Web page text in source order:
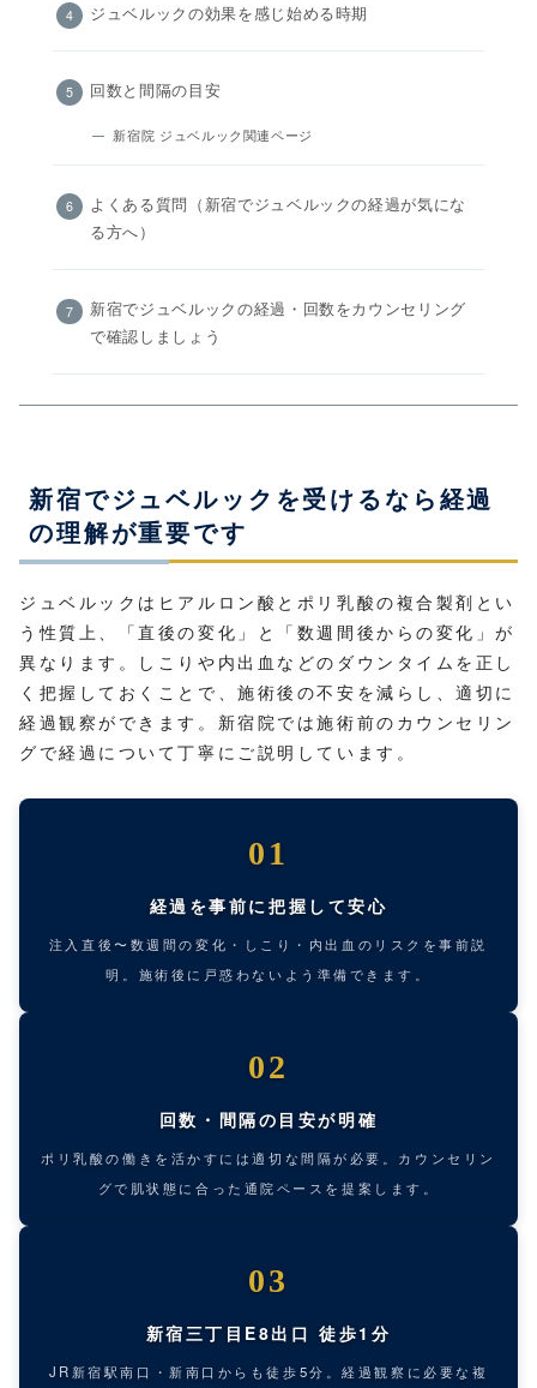
ジュベルックの効果を感じ始める時期
回数と間隔の目安
新宿院 ジュベルック関連ページ
よくある質問（新宿でジュベルックの経過が気にな
る方へ）
新宿でジュベルックの経過・回数をカウンセリング
で確認しましょう
新宿でジュベルックを受けるなら経過
の理解が重要です
ジュベルックはヒアルロン酸とポリ乳酸の複合製剤とい
う性質上、「直後の変化」と「数週間後からの変化」が
異なります。しこりや内出血などのダウンタイムを正し
く把握しておくことで、施術後の不安を減らし、適切に
経過観察ができます。新宿院では施術前のカウンセリン
グで経過について丁寧にご説明しています。
01
経過を事前に把握して安心
注入直後〜数週間の変化・しこり・内出血のリスクを事前説
明。施術後に戸惑わないよう準備できます。
02
回数・間隔の目安が明確
ポリ乳酸の働きを活かすには適切な間隔が必要。カウンセリン
グで肌状態に合った通院ペースを提案します。
03
新宿三丁目E8出口 徒歩1分
JR新宿駅南口・新南口からも徒歩5分。経過観察に必要な複